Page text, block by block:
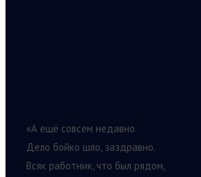
«А ещё совсем недавно
Дело бойко шло, заздравно.
Всяк работник, что был рядом,